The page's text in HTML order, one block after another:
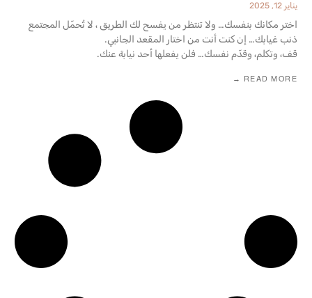
يناير 12, 2025
اختر مكانك بنفسك… ولا تنتظر من يفسح لك الطريق ، لا تُحمّل المجتمع
ذنب غيابك… إن كنت أنت من اختار المقعد الجانبي.
قف، وتكلم، وقدّم نفسك… فلن يفعلها أحد نيابة عنك.
READ MORE →